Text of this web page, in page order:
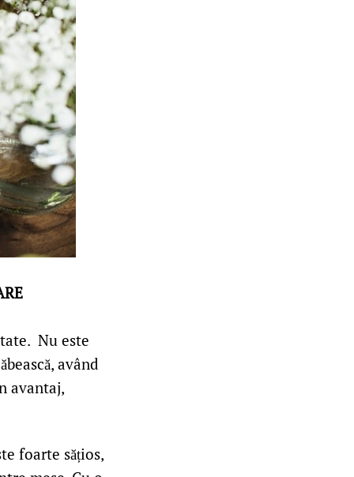
Nu este
având
avantaj,
foarte sățios,